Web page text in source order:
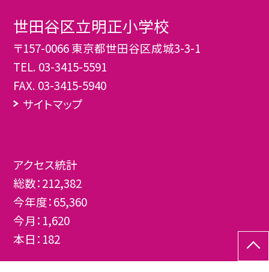
世田谷区立明正小学校
〒157-0066 東京都世田谷区成城3-3-1
TEL. 03-3415-5591
FAX. 03-3415-5940
サイトマップ
アクセス統計
総数：212,382
今年度：65,360
今月： 1,620
本日： 182